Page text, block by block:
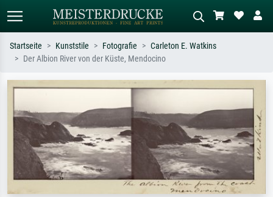
Suchen Sie nach Künstlern, Werktiteln
Sternennacht, Impressionismus, Welle
Hokusai, Akt.
Beschreiben Sie die Szene – z.B. Grüne
Ölgemälde, Stehender Akt neben einem
Startseite Kunststile Fotografie
Carleton E. Watkins
Der Albion River von der Küste, Mendocino